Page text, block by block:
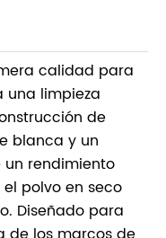
calidad para
limpieza
de
blanca y un
un rendimiento
polvo en seco
Diseñado para